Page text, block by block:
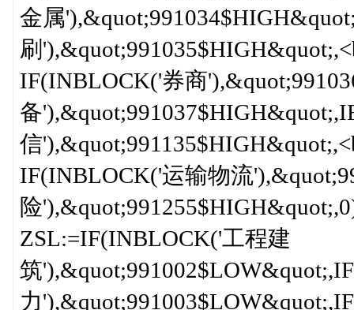
金属
刷
IF(INBLOCK('券商
备
信
IF(INBLOCK('运输物流
险
ZSL:=IF(INBLOCK('工程建
筑
力